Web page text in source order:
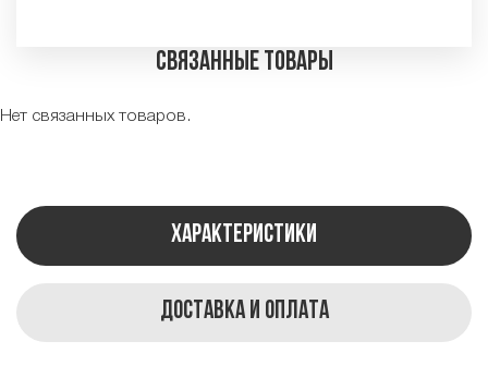
Связанные товары
Нет связанных товаров.
Характеристики
Доставка и оплата